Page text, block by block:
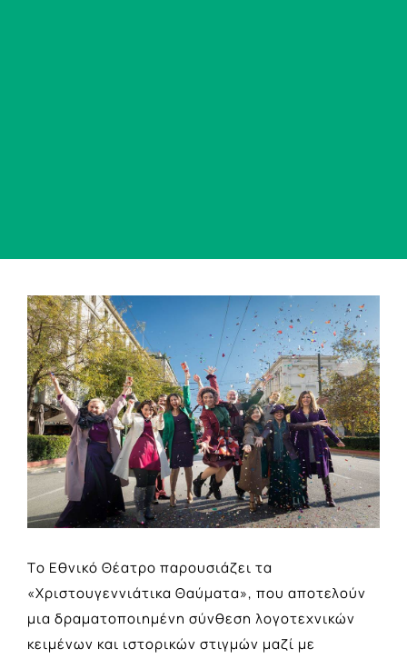
View
Larger
Image
Tο Εθνικό Θέατρο παρουσιάζει τα
«Χριστουγεννιάτικα Θαύματα», που αποτελούν
μια δραματοποιημένη σύνθεση λογοτεχνικών
κειμένων και ιστορικών στιγμών μαζί με